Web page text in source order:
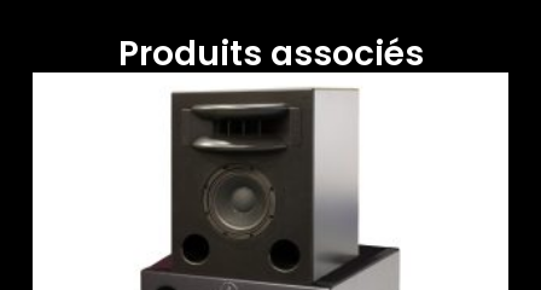
Produits associés